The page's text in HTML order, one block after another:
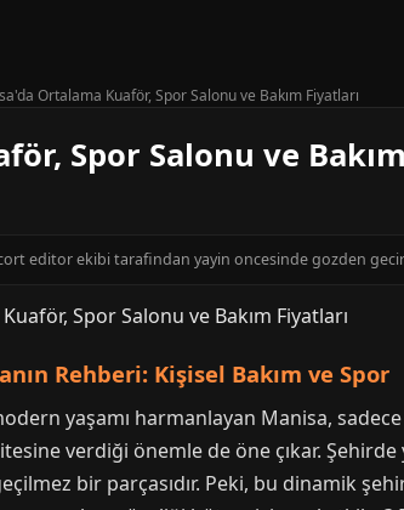
Ortalama Kuaför, Spor Salonu ve Bakım Fiyatları
Spor Salonu ve
editor ekibi tarafindan yayin oncesinde gozden
Rehberi: Kişisel Bakım ve Spor
yaşamı harmanlayan Manisa,
verdiği önemle de öne çıkar.
bir parçasıdır. Peki, bu dinamik